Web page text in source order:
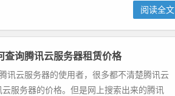
阅读全文
查询腾讯云服务器租赁价格
讯云服务器的使用者，很多都不清楚腾讯云
服务器的价格。但是网上搜索出来的腾讯